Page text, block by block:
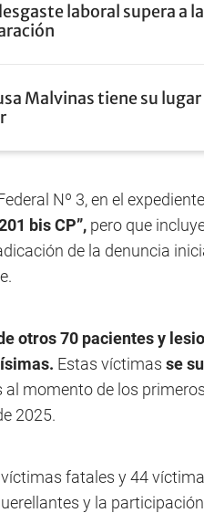
laboral supera a
Malvinas tiene su lugar
Nº 3, en el expediente
bis CP”, pero que
de la denuncia
otros 70 pacientes y
Estas víctimas se
momento de los primeros
2025.
fatales y 44
y la participación